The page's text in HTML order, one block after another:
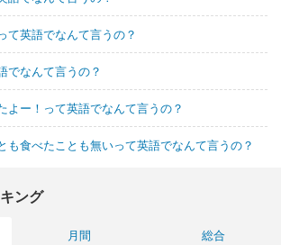
て英語でなんて言うの？
でなんて言うの？
よー！って英語でなんて言うの？
も食べたことも無いって英語でなんて言うの？
ング
月間
総合